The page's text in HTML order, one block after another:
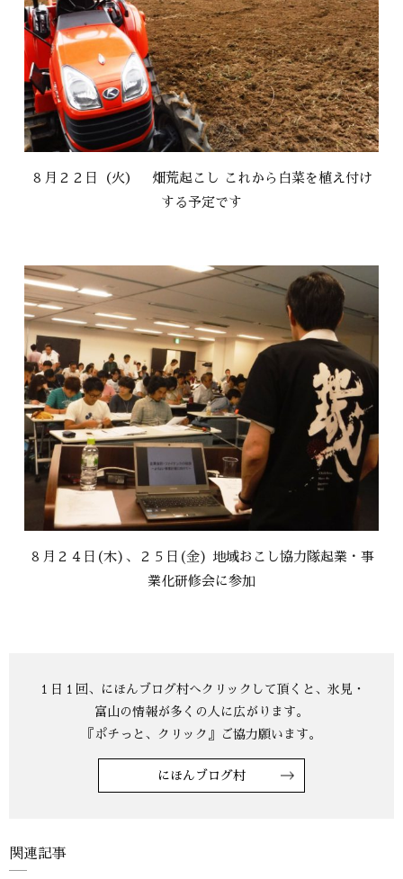
８月２２日（火） 畑荒起こし これから白菜を植え付け
する予定です
８月２４日(木)、２５日(金) 地域おこし協力隊起業・事
業化研修会に参加
にほんブログ村
関連記事